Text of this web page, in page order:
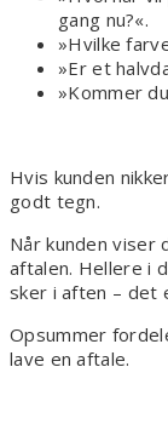
gang nu?«.
»Hvilke
»Er et
»Kommer
Hvis kunden
godt tegn.
Når kunden viser
aftalen. Hellere i
sker i aften – det
Opsummer
lave en aftale.